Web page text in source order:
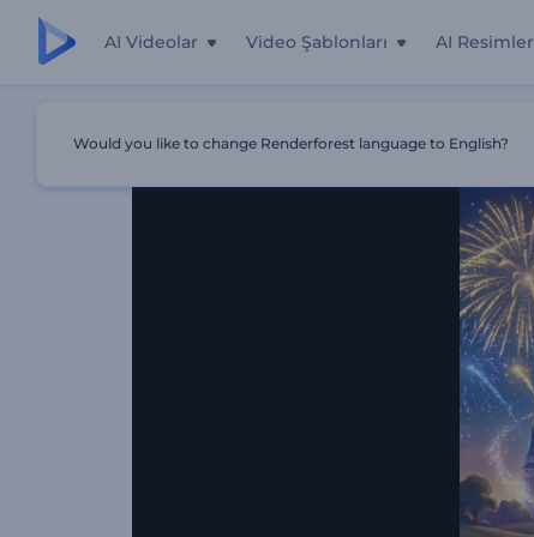
AI Videolar Video Şablonları AI Resimler
Would you like to change Renderforest language to English?